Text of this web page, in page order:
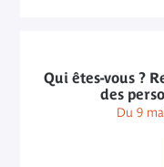
Qui êtes-vous ?
des
Du 9